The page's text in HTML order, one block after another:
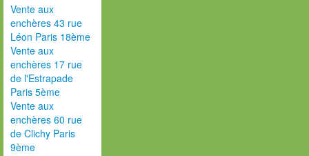
Vente aux
enchères 43 rue
Léon Paris 18ème
Vente aux
enchères 17 rue
de l'Estrapade
Paris 5ème
Vente aux
enchères 60 rue
de Clichy Paris
9ème